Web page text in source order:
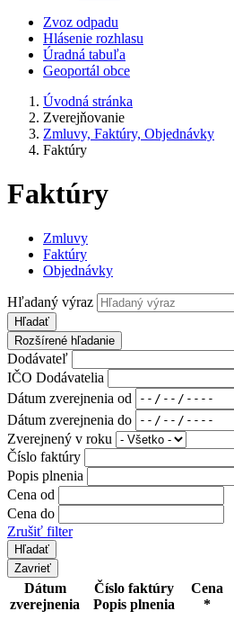
Zvoz odpadu
Hlásenie rozhlasu
Úradná tabuľa
Geoportál obce
Úvodná stránka
Zverejňovanie
Zmluvy, Faktúry, Objednávky
Faktúry
Faktúry
Zmluvy
Faktúry
Objednávky
Hľadaný výraz
Hľadať
Rozšírené hľadanie
Dodávateľ
IČO Dodávatelia
Dátum zverejnenia od
Dátum zverejnenia do
Zverejnený v roku
Číslo faktúry
Popis plnenia
Cena od
Cena do
Zrušiť filter
Zavrieť
Dátum
zverejnenia
Číslo faktúry
Popis plnenia
Cena
*